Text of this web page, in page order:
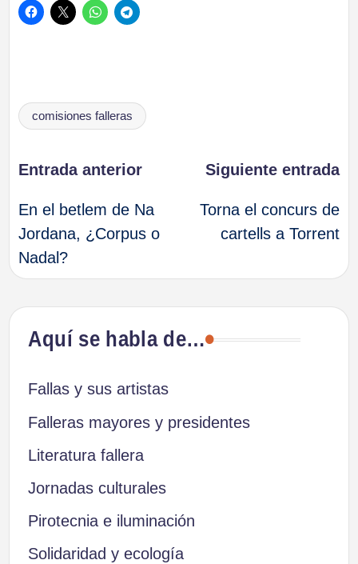
Etiquetas:
comisiones falleras
Navegación
de
entradas
Entrada anterior
En el betlem de Na
Jordana, ¿Corpus o
Nadal?
Siguiente entrada
Torna el concurs de
cartells a Torrent
Aquí se habla de…
Fallas y sus artistas
Falleras mayores y presidentes
Literatura fallera
Jornadas culturales
Pirotecnia e iluminación
Solidaridad y ecología